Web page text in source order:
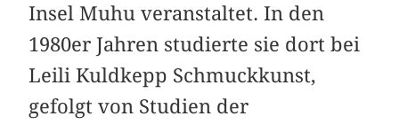
Insel Muhu veranstaltet. In den
1980er Jahren studierte sie dort bei
Leili Kuldkepp Schmuckkunst,
gefolgt von Studien der